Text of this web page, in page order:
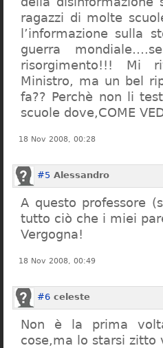
ragazzi di molte
l’informazione sulla
guerra
risorgimento!!! Mi
Ministro, ma un bel
fa?? Perchè non li
scuole dove,COME
18 Nov 2008, 00:28
#5 Alessandro
A questo professore
tutto ciò che i miei
Vergogna!
18 Nov 2008, 00:49
#6 celeste
Non è la prima
cose,ma lo starsi